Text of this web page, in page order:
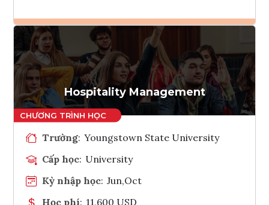
Ghi danh
Tham vấn Interlink
Hospitality Management
Trường: Youngstown State University
Cấp học: University
Kỳ nhập học: Jun,Oct
Học phí: 11,600 USD